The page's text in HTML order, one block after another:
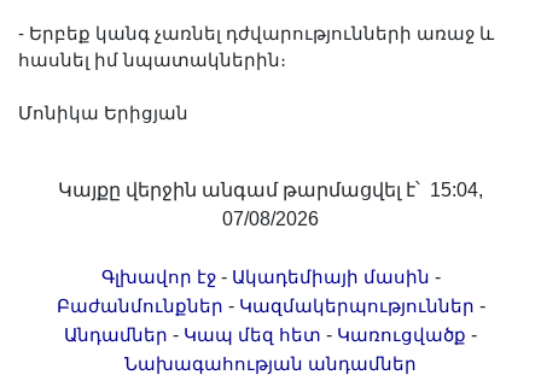
- Երբեք կանգ չառնել դժվարությունների առաջ և
հասնել իմ նպատակներին։
Մոնիկա Երիցյան
Կայքը վերջին անգամ թարմացվել է՝ 15:04,
07/08/2026
Գլխավոր էջ- Ակադեմիայի մասին -
Բաժանմունքներ - Կազմակերպություններ -
Անդամներ - Կապ մեզ հետ - Կառուցվածք -
Նախագահության անդամներ